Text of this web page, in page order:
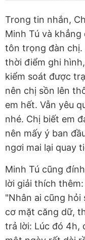
Trong tin nhắn,
Minh Tú và
tôn trọng đàn chị.
thời điểm ghi
kiểm soát được
nên chị sồn lên
em hết. Vẫn yêu
nhé. Chị biết em
nên mấy ý ban
ngơi mai lại quay
Minh Tú cũng
lời giải thích thêm:
"Nhân ai cũng hỏi
cơ mặt căng dữ,
trả lời: Lúc đó 4h,